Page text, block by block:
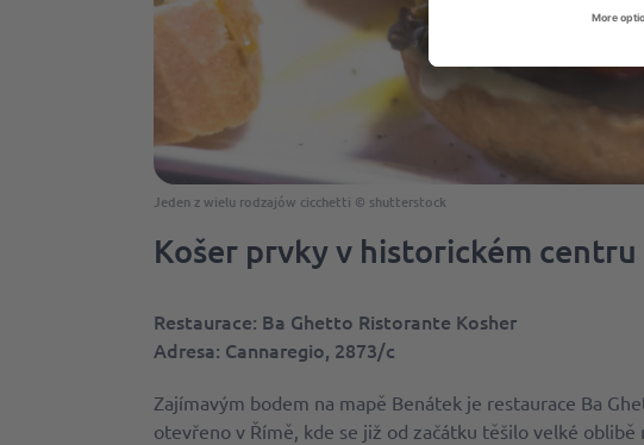
Jeden z wielu rodzajów cicchetti © shutterstock
Košer prvky v historickém centru
Restaurace: Ba Ghetto Ristorante Kosher
Adresa: Cannaregio, 2873/c
Zajímavým bodem na mapě Benátek je restaurace Ba
otevřeno v Římě, kde se již od začátku těšilo velké